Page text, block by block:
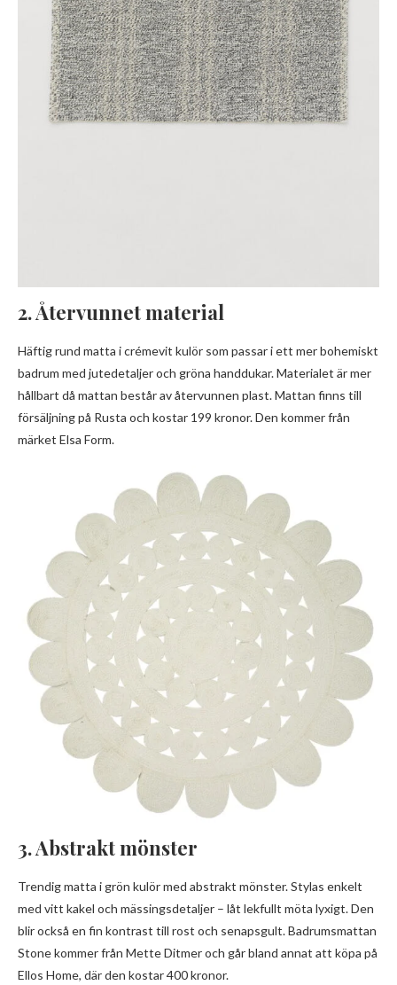
2. Återvunnet material
Häftig rund matta i crémevit kulör som passar i ett mer bohemiskt
badrum med jutedetaljer och gröna handdukar. Materialet är mer
hållbart då mattan består av återvunnen plast. Mattan finns till
försäljning på Rusta och kostar 199 kronor. Den kommer från
märket Elsa Form.
3. Abstrakt mönster
Trendig matta i grön kulör med abstrakt mönster. Stylas enkelt
med vitt kakel och mässingsdetaljer – låt lekfullt möta lyxigt. Den
blir också en fin kontrast till rost och senapsgult. Badrumsmattan
Stone kommer från Mette Ditmer och går bland annat att köpa på
Ellos Home, där den kostar 400 kronor.